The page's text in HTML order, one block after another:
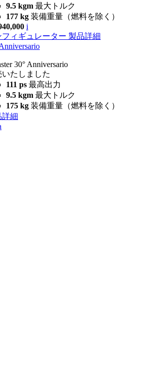
9.5 kgm 最大トルク
177 kg 装備重量（燃料を除く）
i
フィギュレーター 製品詳細
30° Anniversario
いたしました
111 ps 最高出力
9.5 kgm 最大トルク
175 kg 装備重量（燃料を除く）
詳細